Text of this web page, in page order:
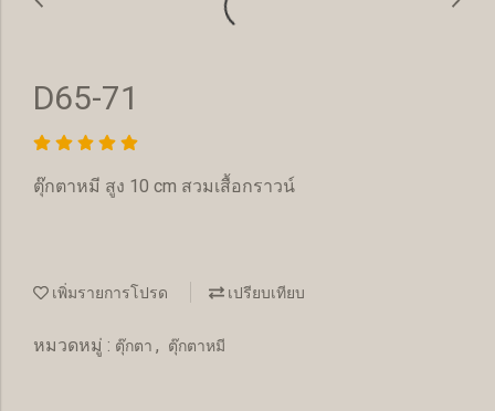
D65-71
ตุ๊กตาหมี สูง 10 cm สวมเสื้อกราวน์
เพิ่มรายการโปรด เปรียบเทียบ
หมวดหมู่ : ตุ๊กตา , ตุ๊กตาหมี